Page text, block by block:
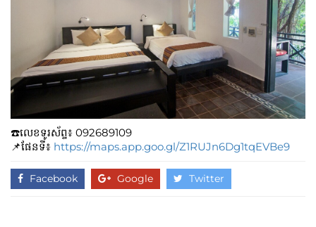
☎️លេខទូរស័ព្ទ៖​​ 092689109
📌ផែនទី៖ https://maps.app.goo.gl/Z1RUJn6Dg1tqEVBe9
Facebook Google Twitter